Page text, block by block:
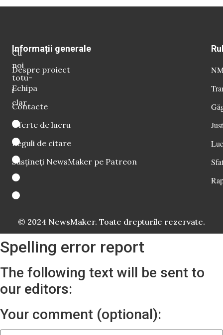
Cu
noi
totu-
i
clar
Informații generale
Despre proiect
Echipa
Contacte
Oferte de lucru
Reguli de citare
Susțineți NewsMaker pe Patreon
© 2024 NewsMaker. Toate drepturile rezervate.
Spelling error report
The following text will be sent to
our editors:
Your comment (optional):